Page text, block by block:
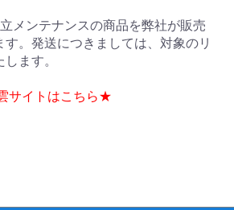
メンテナンスの商品を弊社が販売
。発送につきましては、対象のリ
ます。
サイトはこちら★